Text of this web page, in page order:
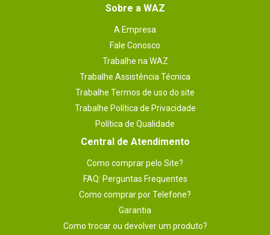
- O registro de códigos deste game requer
- A visualização do game no modo 3D é
indicado somente para pessoas acima de
7 anos.
- Outras taxas online adicionais e registro
prévio para acessar o conteúdo online
podem ser aplicados.
- Região do game: 1.
- Mídia do game: Blu-ray.
- Suporta áudio Dolby Digital.
- Suporta saída de vídeo em 720p / 1.080i /
1.080p.
Idade do usuário_filtro
12 anos
Plataforma_filtro
Sobre a WAZ
A Empresa
Fale Conosco
Trabalhe na WAZ
Trabalhe Assistência Técnica
Trabalhe Termos de uso do site
Trabalhe Política de Privacidade
Política de Qualidade
Central de Atendimento
Como comprar pelo Site?
FAQ: Perguntas Frequentes
Como comprar por Telefone?
Garantia
Como trocar ou devolver um produto?